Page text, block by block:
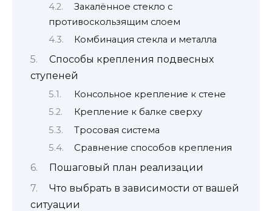
Закалённое стекло с
противоскользящим слоем
Комбинация стекла и металла
Способы крепления подвесных
ступеней
Консольное крепление к стене
Крепление к балке сверху
Тросовая система
Сравнение способов крепления
Пошаговый план реализации
Что выбрать в зависимости от вашей
ситуации